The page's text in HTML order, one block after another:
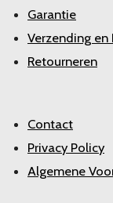
Garantie
Verzending en
Retourneren
Contact
Privacy Policy
Algemene